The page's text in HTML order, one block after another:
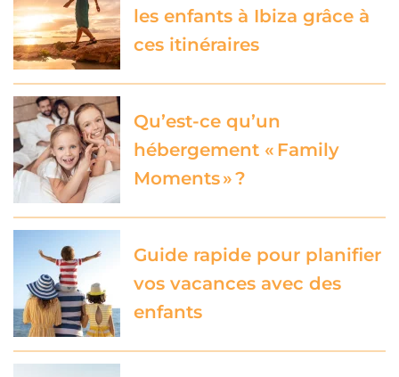
les enfants à Ibiza grâce à
ces itinéraires
Qu’est-ce qu’un
hébergement « Family
Moments » ?
Guide rapide pour planifier
vos vacances avec des
enfants